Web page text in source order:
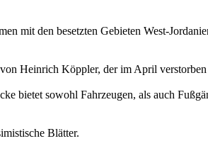
mit den besetzten Gebieten West-
Heinrich Köppler, der im April verstorben
bietet sowohl Fahrzeugen, als auch
Blätter.